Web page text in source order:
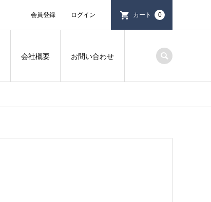
会員登録 ログイン カート 0
会社概要 お問い合わせ